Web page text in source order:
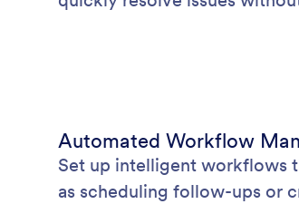
Automated Workflow
Set up intelligent workflows
as scheduling follow-ups or